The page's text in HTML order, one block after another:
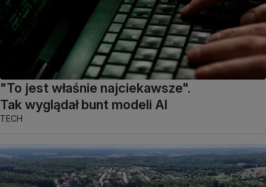
"To jest właśnie najciekawsze".
Tak wyglądał bunt modeli AI
TECH